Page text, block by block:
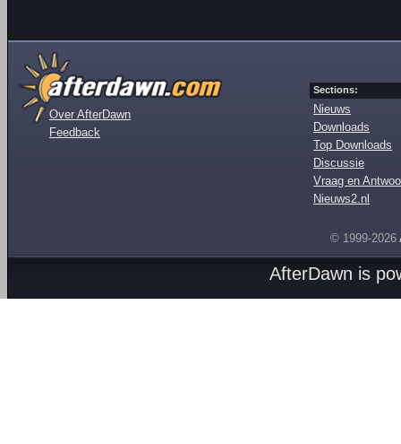
Over AfterDawn
Feedback
Sections:
Nieuws
Downloads
Top Downloads
Discussie
Vraag en
Nieuws2.nl
© 1999-2026
AfterDawn is